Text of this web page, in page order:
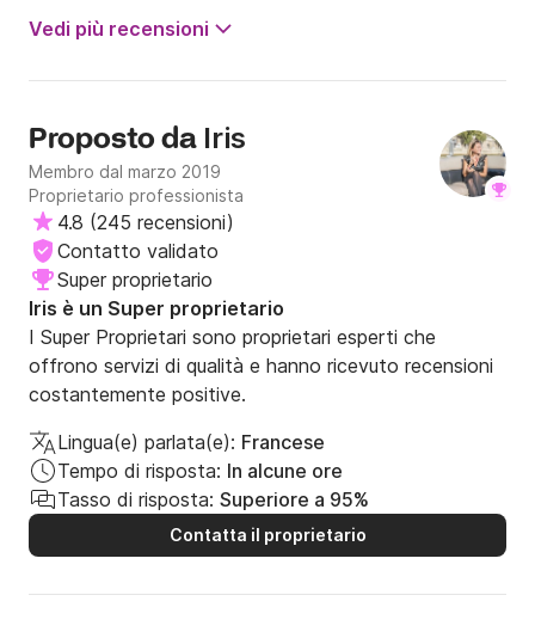
Vedi più recensioni
Proposto da Iris
Membro dal marzo 2019
Proprietario professionista
4.8 (245 recensioni)
Contatto validato
Super proprietario
Iris è un Super proprietario
I Super Proprietari sono proprietari esperti che
offrono servizi di qualità e hanno ricevuto recensioni
costantemente positive.
Lingua(e) parlata(e): Francese
Tempo di risposta: In alcune ore
Tasso di risposta: Superiore a 95%
Contatta il proprietario